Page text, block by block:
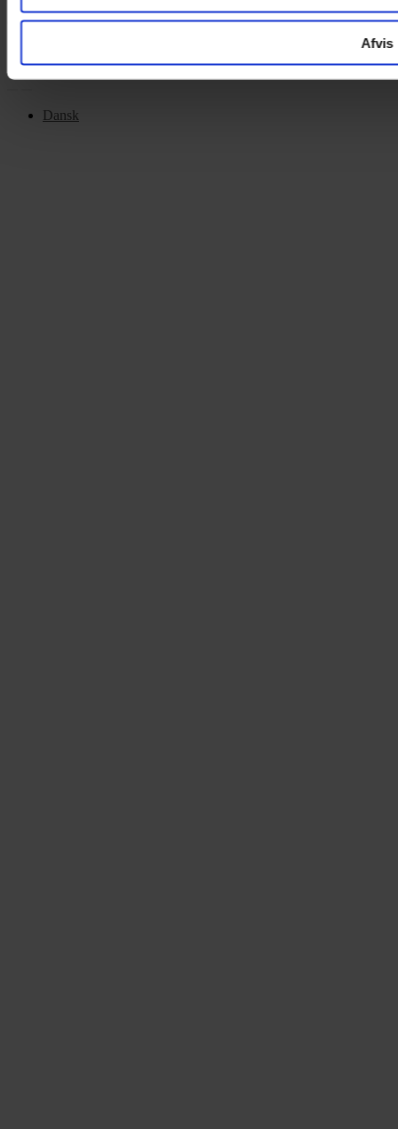
Afvis
Copyright © 2022.Design & hosting by Webhuset Ballum ApS
Dansk